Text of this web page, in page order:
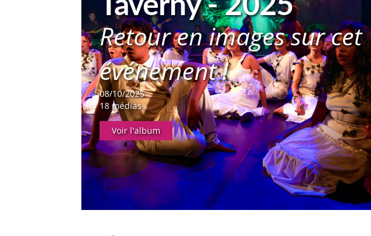
Taverny - 2025
Retour en images sur cet
événement !
08/10/2025
18 médias
Voir l'album